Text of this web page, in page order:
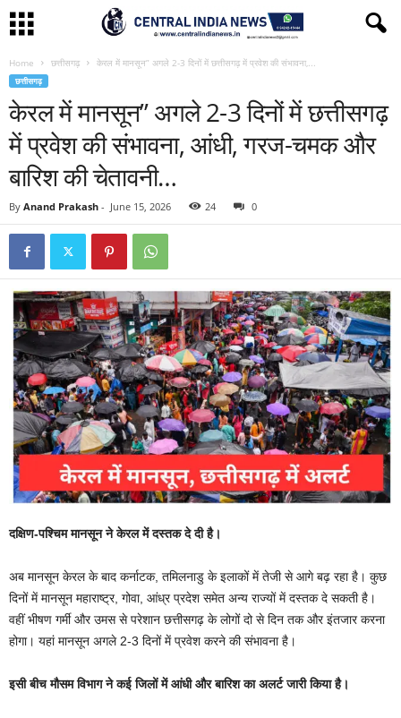
Home छत्तीसगढ़ केरल में मानसून” अगले 2-3 दिनों में छत्तीसगढ़ में प्रवेश की संभावना,...
छत्तीसगढ़
केरल में मानसून” अगले 2-3 दिनों में छत्तीसगढ़
में प्रवेश की संभावना, आंधी, गरज-चमक और
बारिश की चेतावनी…
By Anand Prakash - June 15, 2026 24 0
दक्षिण-पश्चिम मानसून ने केरल में दस्तक दे दी है।
अब मानसून केरल के बाद कर्नाटक, तमिलनाडु के इलाकों में तेजी से आगे बढ़ रहा है। कुछ
दिनों में मानसून महाराष्ट्र, गोवा, आंध्र प्रदेश समेत अन्य राज्यों में दस्तक दे सकती है।
वहीं भीषण गर्मी और उमस से परेशान छत्तीसगढ़ के लोगों दो से दिन तक और इंतजार करना
होगा। यहां मानसून अगले 2-3 दिनों में प्रवेश करने की संभावना है।
इसी बीच मौसम विभाग ने कई जिलों में आंधी और बारिश का अलर्ट जारी किया है।